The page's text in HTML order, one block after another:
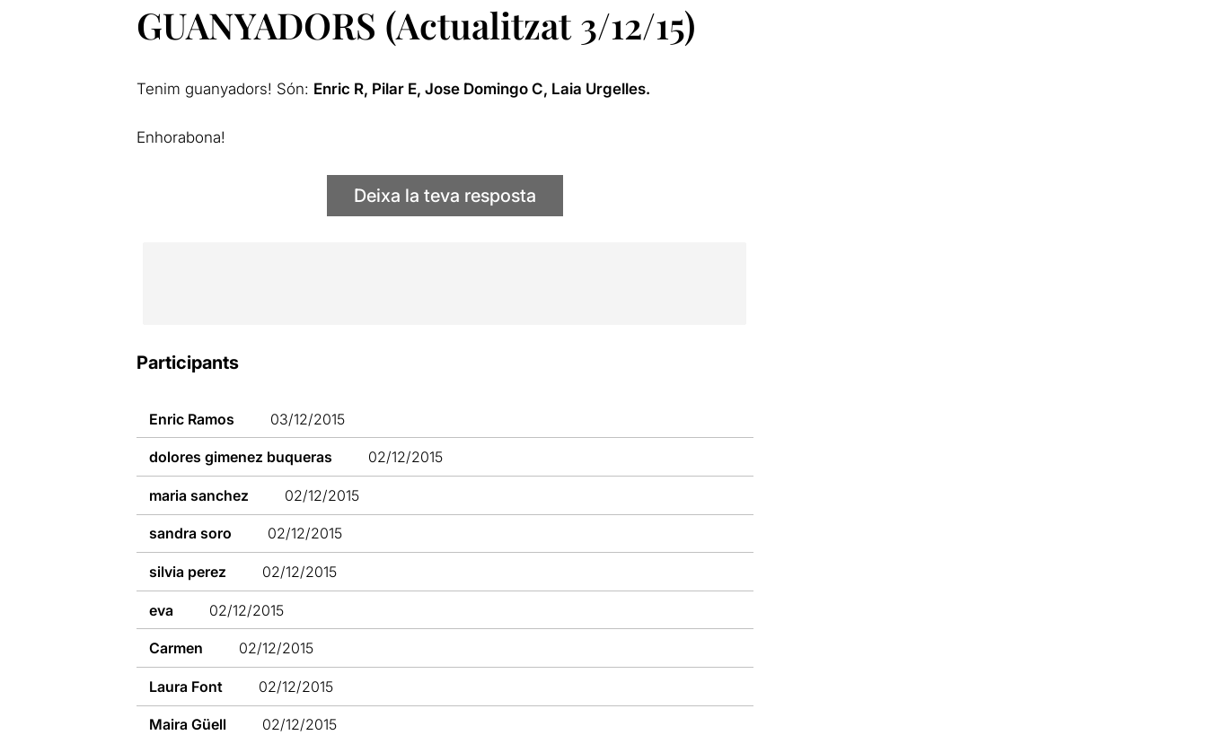
GUANYADORS (Actualitzat 3/12/15)
Tenim guanyadors! Són: Enric R, Pilar E, Jose Domingo C, Laia Urgelles.
Enhorabona!
Deixa la teva resposta
Participants
Enric Ramos 03/12/2015
dolores gimenez buqueras 02/12/2015
maria sanchez 02/12/2015
sandra soro 02/12/2015
silvia perez 02/12/2015
eva 02/12/2015
Carmen 02/12/2015
Laura Font 02/12/2015
Maira Güell 02/12/2015